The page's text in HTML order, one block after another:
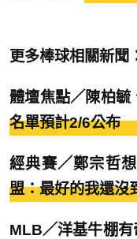
更多棒球相關新聞
體壇焦點／陳柏毓
名單預計2/6公布
經典賽／鄭宗哲
盟：最好的我還沒
MLB／洋基牛棚